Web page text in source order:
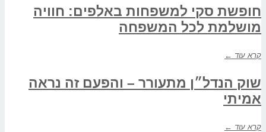
חופשת סקי למשפחות באלפים: חוויה
מושלמת לכל המשפחה
קרא עוד ←
שוק הנדל״ן מתעורר – והפעם זה נראה
אמיתי
קרא עוד ←